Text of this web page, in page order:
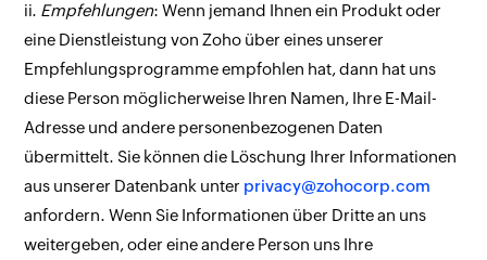
ii. Empfehlungen: Wenn jemand Ihnen ein Produkt oder
eine Dienstleistung von Zoho über eines unserer
Empfehlungsprogramme empfohlen hat, dann hat uns
diese Person möglicherweise Ihren Namen, Ihre E-Mail-
Adresse und andere personenbezogenen Daten
übermittelt. Sie können die Löschung Ihrer Informationen
aus unserer Datenbank unter privacy@zohocorp.com
anfordern. Wenn Sie Informationen über Dritte an uns
weitergeben, oder eine andere Person uns Ihre